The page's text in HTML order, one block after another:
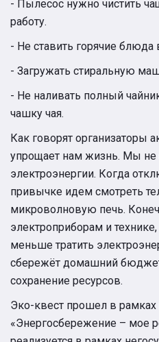
- Пылесос нужно чистить
работу.
- Не ставить горячие блюда
- Загружать стиральную
- Не наливать полный
чашку чая.
Как говорят организаторы
упрощает нам жизнь. Мы
электроэнергии. Когда
привычке идем смотреть
микроволновую печь.
электроприборам и
меньше тратить
сбережёт домашний
сохранение ресурсов.
Эко-квест прошел в рамках
«Энергосбережение – мое